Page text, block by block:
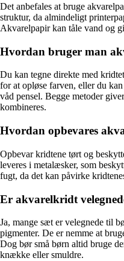
Det anbefales at bruge
struktur, da almindeligt
Akvarelpapir kan tåle vand og
Hvordan bruger man
Du kan tegne direkte med
for at opløse farven, eller du
våd pensel. Begge metoder
kombineres.
Hvordan opbevares
Opbevar kridtene tørt og
leveres i metalæsker, som
fugt, da det kan påvirke
Er akvarelkridt
Ja, mange sæt er velegnede til
pigmenter. De er nemme at
Dog bør små børn altid bruge
knække eller smuldre.